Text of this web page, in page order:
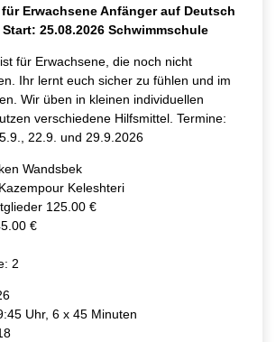
Erwachsene Anfänger auf Deutsch
25.08.2026 Schwimmschule
für Erwachsene, die noch nicht
Ihr lernt euch sicher zu fühlen und im
Wir üben in kleinen individuellen
verschiedene Hilfsmittel. Termine:
22.9. und 29.9.2026
Wandsbek
Keleshteri
125.00 €
€
2
Uhr, 6 x 45 Minuten